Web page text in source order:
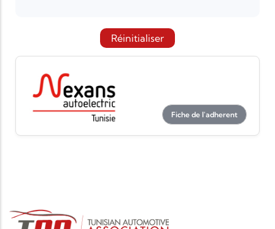
Réinitialiser
Fiche de l'adherent